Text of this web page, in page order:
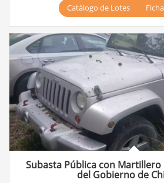
Catálogo de Lotes
Subasta Pública con Martillero
del Gobierno de